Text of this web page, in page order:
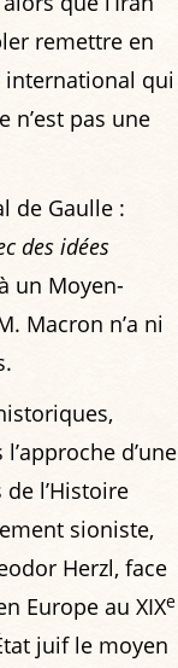
remettre en
international qui
pas une
de Gaulle :
des idées
un Moyen-
Macron n’a ni
d’une
l’Histoire
sioniste,
Herzl, face
Europe au XIXe
juif le moyen